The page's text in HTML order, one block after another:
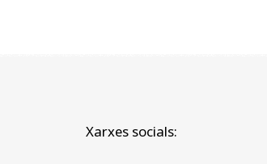
Xarxes socials: